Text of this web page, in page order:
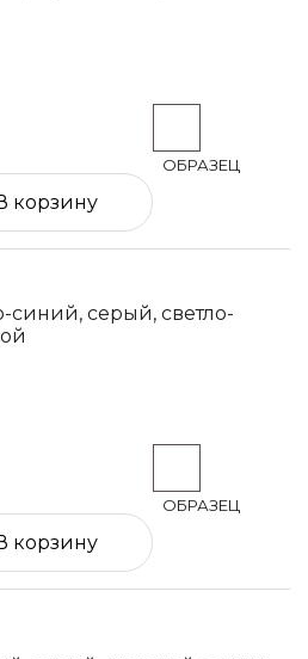
корзину
синий, серый, светло-
корзину